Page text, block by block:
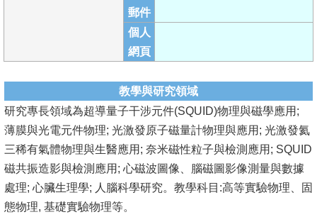
及
課
程
學
生
事
郵件
個人
網頁
教學與研究領域
研究專長領域為超導量子干涉元件(SQUID)物理與磁學應用;
薄膜與光電元件物理; 光激發原子磁量計物理與應用; 光激發氦
三稀有氣體物理與生醫應用; 奈米磁性粒子與檢測應用; SQUID
磁共振造影與檢測應用; 心磁波圖像、腦磁圖影像測量與數據
處理; 心臟生理學; 人腦科學研究。教學科目:高等實驗物理、固
態物理, 基礎實驗物理等。